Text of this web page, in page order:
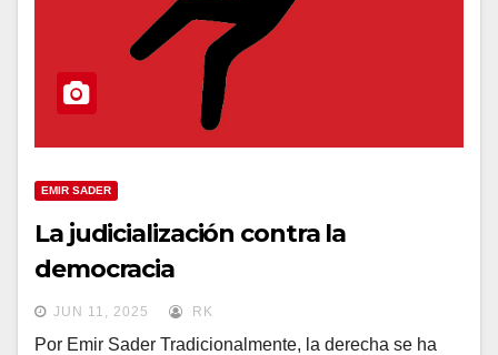
EMIR SADER
La judicialización contra la
democracia
JUN 11, 2025 RK
Por Emir Sader Tradicionalmente, la derecha se ha